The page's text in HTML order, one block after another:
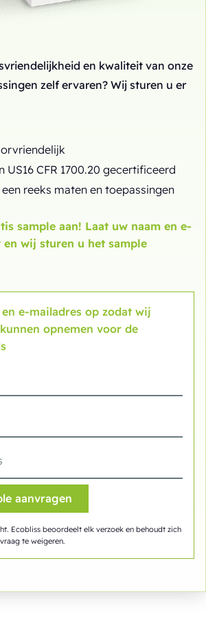
en kwaliteit van onze
zelf ervaren? Wij sturen u er
US16 CFR 1700.20 gecertificeerd
reeks maten en toepassingen
sample aan! Laat uw naam en e-
en wij sturen u het sample
e-mailadres op zodat wij
opnemen voor de
Ecobliss beoordeelt elk verzoek en behoudt zich
te weigeren.